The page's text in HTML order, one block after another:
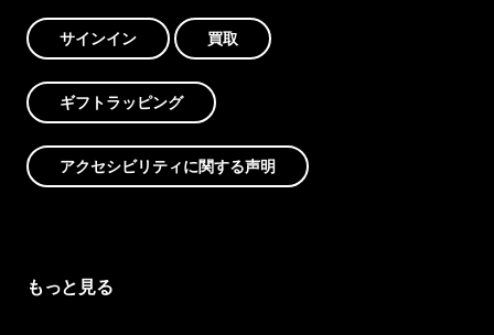
サインイン 買取
ギフトラッピング
アクセシビリティに関する声明
もっと見る